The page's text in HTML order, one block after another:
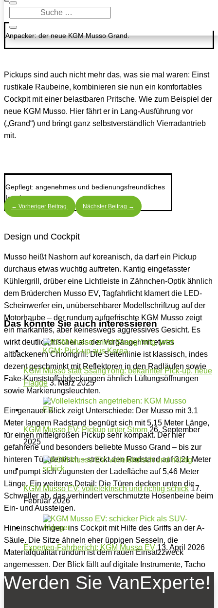
Anpacker: der neue KGM Musso Grand.
Pickups sind auch nicht mehr das, was sie mal waren: Einst
rustikale Raubeine, kombinieren sie nun ein komfortables
Cockpit mit einer belastbaren Pritsche. Wie zum Beispiel der
neue KGM Musso. Hier fährt er in Lang-Ausführung vor
(„Grand“) und bringt ganz selbstverständlich Vierradantrieb
mit.
Gepflegt: angenehmes und bedienungsfreundliches
Interieur.
Design und Cockpit
Musso heißt Nashorn auf koreanisch, da darf ein Pickup
durchaus etwas wuchtig auftreten. Kantig eingefasster
Kühlergrill, drüber eine Lichtleiste in Zähnchen-Optik ähnlich
dem Brüderchen Musso EV, Tagfahrlicht klamert die LED-
Scheinwerfer ein, unübersehbarer Modellschriftzug auf der
Motorhaube – der rundum aufgefrischte KGM Musso zeigt
ein markantes, aber keineswegs aggressives Gesicht. Es
wirkt deutlich frischer als der Vorgänger mit etwas
altbackenem Chromgrill. Die Seitenlinie ist klassisch, indes
dezent geschminkt mit Reflektoren in den Radläufen sowie
Fake-Kunststoffabdeckungen ähnlich Lüftungsöffnungen
sowie Markierungsleuchten.
Ein genauer Blick zeigt Unterschiede: Der Musso mit 3,1
Meter langem Radstand begnügt sich mit 5,15 Meter Länge,
für einen mittelgroßen Pickup sehr kompakt. Der hier
gefahrene und besonders beliebte Musso Grand – bis zur
hinteren Tür identisch – streckt den Radstand auf 3,21 Meter
und pumpt sich zugunsten der Ladefläche auf 5,46 Meter
Länge. Ein weiteres Detail: Die Türen decken unten die
Schweller ab, das verhindert verschmutzte Hosenbeine beim
Ein- und Aussteigen.
Hineinschwingen ins Cockpit mit Hilfe des Griffs an der A-
Säule. Die Sitze ähneln eher üppigen Sesseln, die
Materialqualität rundum ist dem rauen Einsatzzweck
angemessen. Der Blick fällt auf digitale Instrumente, Tacho
und Drehzahlmesser zeigen gegenläufig an, zusätzlich
digital. In der Mitte kommt ein Monitor im beliebten Maß von
← Vorheriger Beitrag Nächster Beitrag →
Das könnte Sie auch interessieren
KGM Musso statt SsangYong: bekannter Pick-up, neue
Flagge3. März 2025
KGM Musso EV: Pickup unter Strom26. September
2025
KGM Musso EV: vollelektrisch und richtig schick17.
Februar 2026
Experten-Fahrbericht: KGM Musso EV13. April 2026
Werden Sie VanExperte!